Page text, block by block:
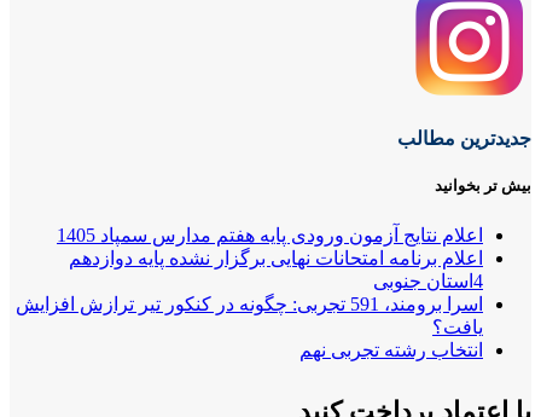
جدیدترین مطالب
بیش تر بخوانید
اعلام نتایج آزمون ورودی پایه هفتم مدارس سمپاد 1405
اعلام برنامه امتحانات نهایی برگزار نشده پایه دوازدهم
4استان جنوبی
اسرا برومند، 591 تجربی: چگونه در کنکور تیر ترازش افزایش
یافت؟
انتخاب رشته تجربی نهم